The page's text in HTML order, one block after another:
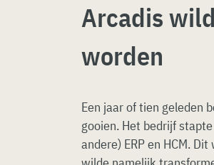
Arcadis
worden
Een jaar of tien geleden
gooien. Het bedrijf
andere) ERP en HCM.